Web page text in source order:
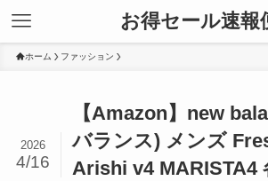
お得セール速報
ホーム ファッション
【Amazon】new
バランス) メンズ
Arishi v4 MARISTA4
2026
4/16